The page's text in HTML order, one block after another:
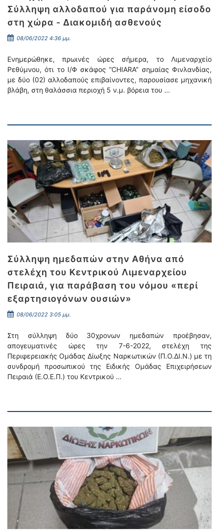
Σύλληψη αλλοδαπού για παράνομη είσοδο
στη χώρα - Διακομιδή ασθενούς
08/06/2022 4:36 μμ.
Ενημερώθηκε, πρωινές ώρες σήμερα, το Λιμεναρχείο
Ρεθύμνου, ότι το Ι/Φ σκάφος “CHIARA” σημαίας Φινλανδίας,
με δύο (02) αλλοδαπούς επιβαίνοντες, παρουσίασε μηχανική
βλάβη, στη θαλάσσια περιοχή 5 ν.μ. βόρεια του …
Σύλληψη ημεδαπών στην Αθήνα από
στελέχη του Κεντρικού Λιμεναρχείου
Πειραιά, για παράβαση του νόμου «περί
εξαρτησιογόνων ουσιών»
08/06/2022 3:05 μμ.
Στη σύλληψη δύο 30χρονων ημεδαπών προέβησαν,
απογευματινές ώρες την 7-6-2022, στελέχη της
Περιφερειακής Ομάδας Δίωξης Ναρκωτικών (Π.Ο.ΔΙ.Ν.) με τη
συνδρομή προσωπικού της Ειδικής Ομάδας Επιχειρήσεων
Πειραιά (Ε.Ο.Ε.Π.) του Κεντρικού …